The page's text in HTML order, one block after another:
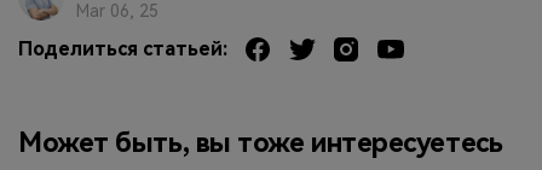
Mar 06, 25
Поделиться статьей:
Может быть, вы тоже интересуетесь